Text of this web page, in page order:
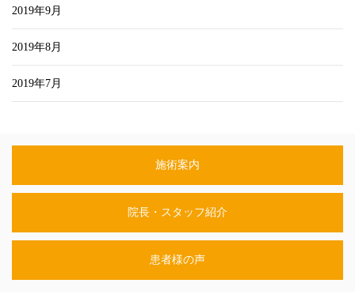
2019年9月
2019年8月
2019年7月
施術案内
院長・スタッフ紹介
患者様の声